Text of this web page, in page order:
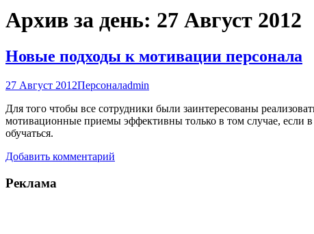
Архив за день: 27 Август 2012
Новые подходы к мотивации персонала
27 Август 2012Персоналadmin
Для того чтобы все сотрудники были заинтересованы
мотивационные приемы эффективны только в том случае,
обучаться.
Добавить комментарий
Реклама